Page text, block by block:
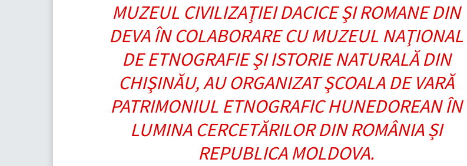
MUZEUL CIVILIZAŢIEI DACICE ŞI ROMANE DIN
DEVA ÎN COLABORARE CU MUZEUL NAŢIONAL
DE ETNOGRAFIE ŞI ISTORIE NATURALĂ DIN
CHIŞINĂU, AU ORGANIZAT ŞCOALA DE VARĂ
PATRIMONIUL ETNOGRAFIC HUNEDOREAN ÎN
LUMINA CERCETĂRILOR DIN ROMÂNIA ȘI
REPUBLICA MOLDOVA.